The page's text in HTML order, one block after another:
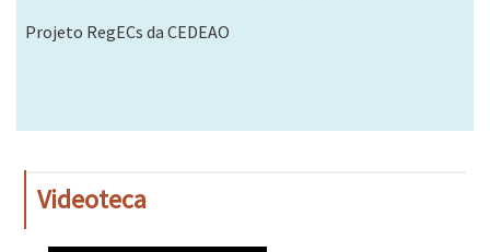
Projeto RegECs da CEDEAO
Videoteca